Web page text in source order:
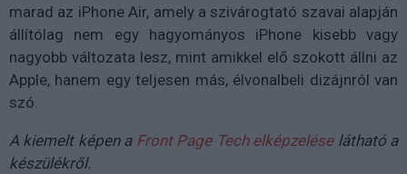
marad az iPhone Air, amely a szivárogtató szavai alapján
állítólag nem egy hagyományos iPhone kisebb vagy
nagyobb változata lesz, mint amikkel elő szokott állni az
Apple, hanem egy teljesen más, élvonalbeli dizájnról van
szó.
A kiemelt képen a Front Page Tech elképzeléselátható a
készülékről.